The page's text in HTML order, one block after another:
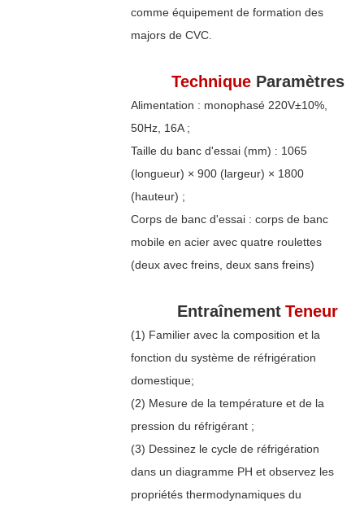
comme équipement de formation des
majors de CVC.
TechniqueParamètres
Alimentation : monophasé 220V±10%,
50Hz, 16A ;
Taille du banc d'essai (mm) : 1065
(longueur) × 900 (largeur) × 1800
(hauteur) ;
Corps de banc d'essai : corps de banc
mobile en acier avec quatre roulettes
(deux avec freins, deux sans freins)
Entraînement Teneur
(1) Familier avec la composition et la
fonction du système de réfrigération
domestique;
(2) Mesure de la température et de la
pression du réfrigérant ;
(3) Dessinez le cycle de réfrigération
dans un diagramme PH et observez les
propriétés thermodynamiques du